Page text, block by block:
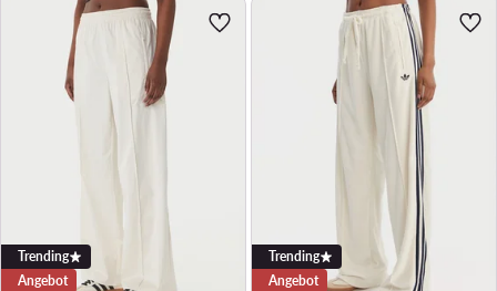
Trending
Angebot
Trending
Angebot